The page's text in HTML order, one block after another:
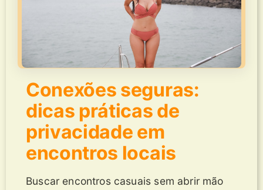
Conexões seguras:
dicas práticas de
privacidade em
encontros locais
Buscar encontros casuais sem abrir mão